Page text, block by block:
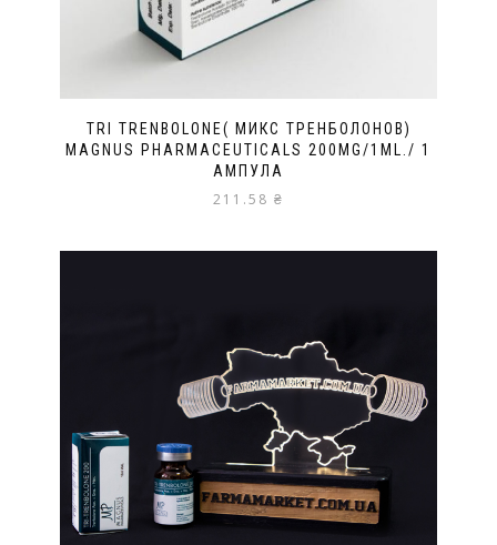
TRI TRENBOLONE( МИКС ТРЕНБОЛОНОВ)
MAGNUS PHARMACEUTICALS 200MG/1ML./ 1
АМПУЛА
211.58 ₴